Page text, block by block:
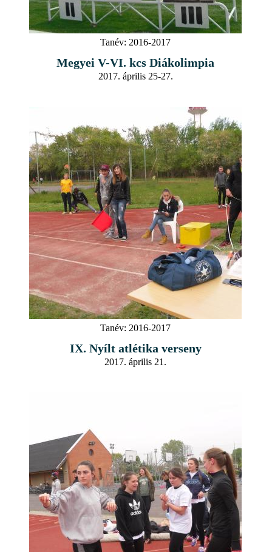
Tanév: 2016-2017
Megyei V-VI. kcs Diákolimpia
2017. április 25-27.
Tanév: 2016-2017
IX. Nyílt atlétika verseny
2017. április 21.